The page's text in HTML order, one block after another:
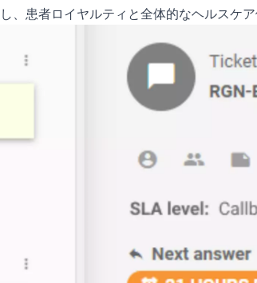
、患者ロイヤルティと全体的なヘルスケア